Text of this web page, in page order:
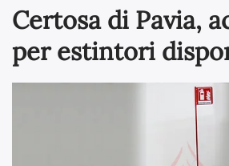
Certosa di Pavia,
per estintori